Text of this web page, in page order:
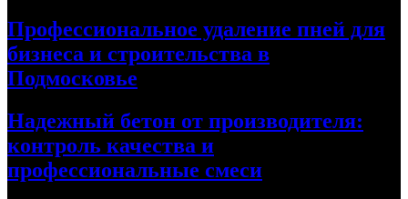
Профессиональное удаление пней для
бизнеса и строительства в
Подмосковье
Надежный бетон от производителя:
контроль качества и
профессиональные смеси